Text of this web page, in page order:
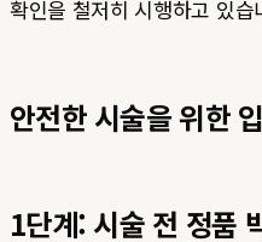
확인을 철저히 시행하고 있습
안전한 시술을 위한
1단계: 시술 전 정품